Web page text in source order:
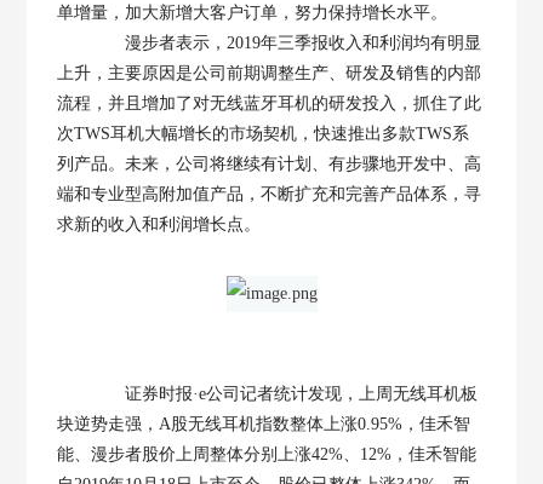
单增量，加大新增大客户订单，努力保持增长水平。
漫步者表示，2019年三季报收入和利润均有明显
上升，主要原因是公司前期调整生产、研发及销售的内部
流程，并且增加了对无线蓝牙耳机的研发投入，抓住了此
次TWS耳机大幅增长的市场契机，快速推出多款TWS系
列产品。未来，公司将继续有计划、有步骤地开发中、高
端和专业型高附加值产品，不断扩充和完善产品体系，寻
求新的收入和利润增长点。
证券时报·e公司记者统计发现，上周无线耳机板
块逆势走强，A股无线耳机指数整体上涨0.95%，佳禾智
能、漫步者股价上周整体分别上涨42%、12%，佳禾智能